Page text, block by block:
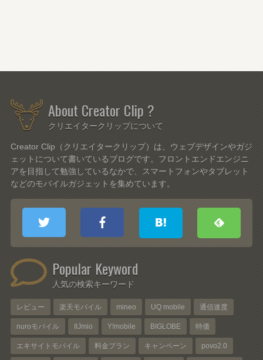
About Creator Clip ?
クリエイタークリップについて
Creator Clip（クリエイタークリップ）は、ウェブデザインやガジ
ェットについて書いているブログです。フロントエンドエンジニ
アを目指して勉強しているなかで、スマートフォンやタブレット
などのモバイルガジェットを集めています。
Popular Keyword
人気の検索キーワード
レビュー 楽天モバイル mineo UQ mobile 通信速度
nuroモバイル IIJmio Y!mobile BIGLOBE 特価
エキサイトモバイル 料金プラン キャンペーン povo2.0